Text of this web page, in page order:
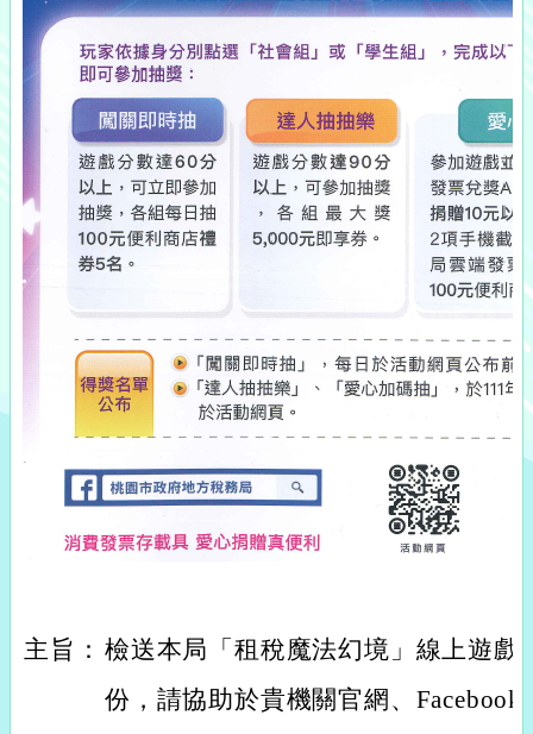
主旨： 檢送本局「租稅魔法幻境」線上遊戲
份，請協助於貴機關官網、